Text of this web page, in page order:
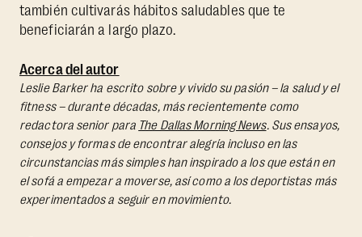
también cultivarás hábitos saludables que te
beneficiarán a largo plazo.
Acerca del autor
Leslie Barker ha escrito sobre y vivido su pasión – la salud y el
fitness – durante décadas, más recientemente como
redactora senior para The Dallas Morning News. Sus ensayos,
consejos y formas de encontrar alegría incluso en las
circunstancias más simples han inspirado a los que están en
el sofá a empezar a moverse, así como a los deportistas más
experimentados a seguir en movimiento.